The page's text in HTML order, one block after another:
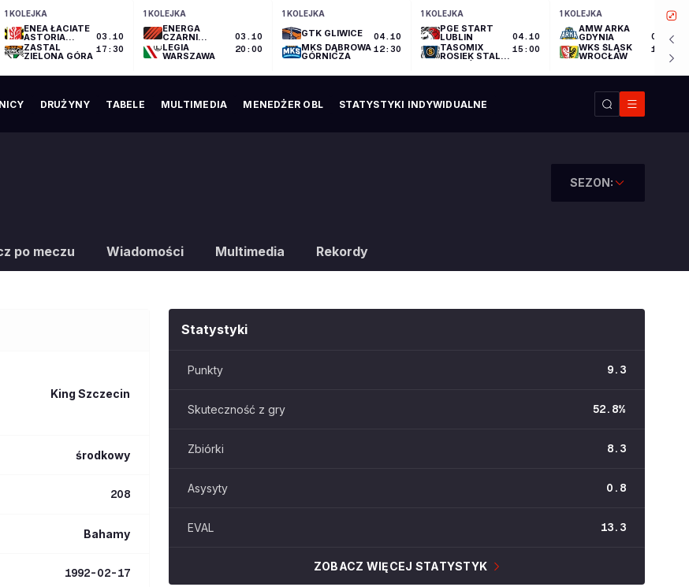
1 KOLEJKA
ENEA ŁACIATE
ASTORIA
BYDGOSZCZ
ZASTAL
ZIELONA GÓRA
03.10
17:30
1 KOLEJKA
ENERGA
CZARNI
SŁUPSK
LEGIA
WARSZAWA
03.10
20:00
1 KOLEJKA
GTK GLIWICE
MKS DĄBROWA
GÓRNICZA
04.10
12:30
1 KOLEJKA
PGE START
LUBLIN
TASOMIX
ROSIEK STAL
WIELKOPOLSKI
04.10
15:00
1 KOLEJKA
AMW ARKA
GDYNIA
WKS ŚLĄSK
WROCŁAW
04.10
17:30
DRUŻYNY TABELE MULTIMEDIA MENEDŻER OBL STATYSTYKI INDYWIDUALNE
SEZON:
po meczu Wiadomości Multimedia Rekordy
King Szczecin
środkowy
208
Bahamy
1992-02-17
Statystyki
Punkty 9.3
Skuteczność z gry 52.8%
Zbiórki 8.3
Asysyty 0.8
EVAL 13.3
ZOBACZ WIĘCEJ STATYSTYK